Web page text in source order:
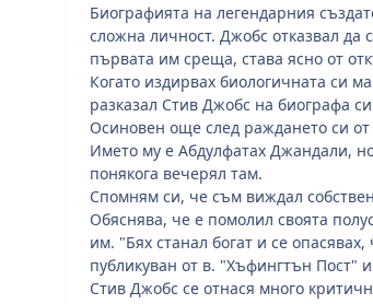
Биографията на легендарния
сложна личност. Джобс отказвал
първата им среща, става ясно от
Когато издирвах биологичната си
разказал Стив Джобс на биографа
Осиновен още след раждането си
Името му е Абдулфатах Джандали,
понякога вечерял там.
Спомням си, че съм виждал
Обяснява, че е помолил своята
им. "Бях станал богат и се
публикуван от в. "Хъфингтън Пост"
Стив Джобс се отнася много